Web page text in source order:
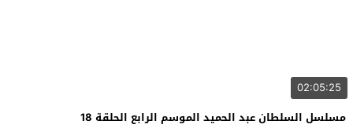
02:05:25
مسلسل السلطان عبد الحميد الموسم الرابع الحلقة 18